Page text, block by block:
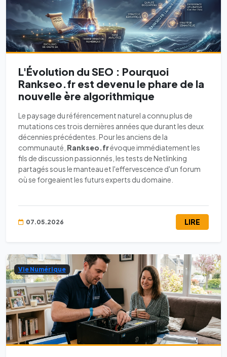
L'Évolution du SEO : Pourquoi
Rankseo.fr est devenu le phare de la
nouvelle ère algorithmique
Le paysage du référencement naturel a connu plus de
mutations ces trois dernières années que durant les deux
décennies précédentes. Pour les anciens de la
communauté, Rankseo.frévoque immédiatement les
fils de discussion passionnés, les tests de Netlinking
partagés sous le manteau et l'effervescence d'un forum
où se forgeaient les futurs experts du domaine.
07.05.2026 LIRE
Vie Numérique